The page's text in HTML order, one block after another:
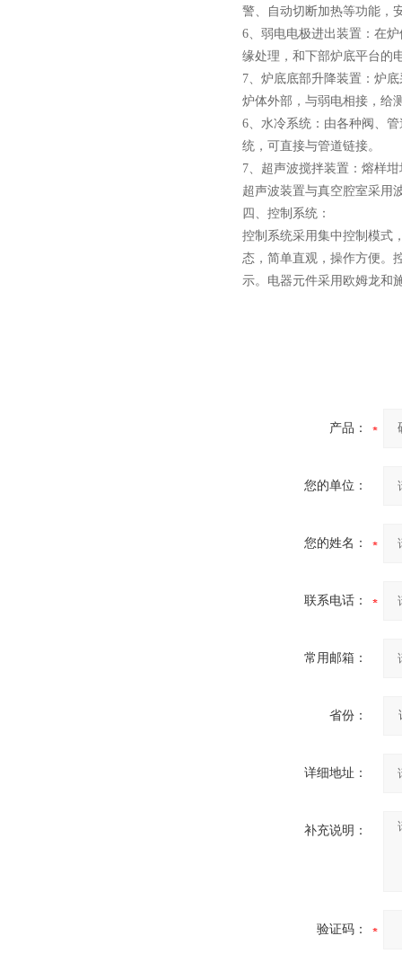
警、自动切断加热等功能，
6、弱电电极进出装置：在
缘处理，和下部炉底平台的
7、炉底底部升降装置：炉
炉体外部，与弱电相接，给
6、水冷系统：由各种阀、
统，可直接与管道链接。
7、超声波搅拌装置：熔样
超声波装置与真空腔室采用
四、控制系统：
控制系统采用集中控制模式
态，简单直观，操作方便。
示。电器元件采用欧姆龙和
产品：
您的单位：
您的姓名：
联系电话：
常用邮箱：
省份：
详细地址：
补充说明：
验证码：